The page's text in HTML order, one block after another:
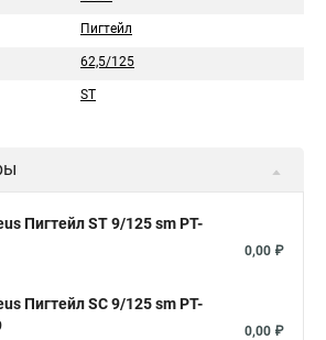
Пигтейл
62,5/125
ST
Пигтейл ST 9/125 sm PT-
0,00 ₽
Пигтейл SC 9/125 sm PT-
0,00 ₽